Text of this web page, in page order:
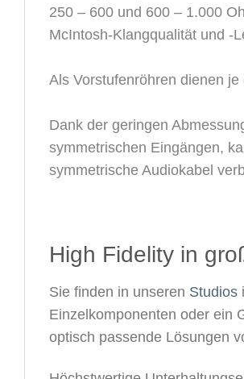
250 – 600 und 600 – 1.000
McIntosh-Klangqualität und -
Als Vorstufenröhren dienen
Dank der geringen
symmetrischen Eingängen,
symmetrische Audiokabel
High Fidelity in
Sie finden in unseren Studios
Einzelkomponenten oder ein
optisch passende Lösungen